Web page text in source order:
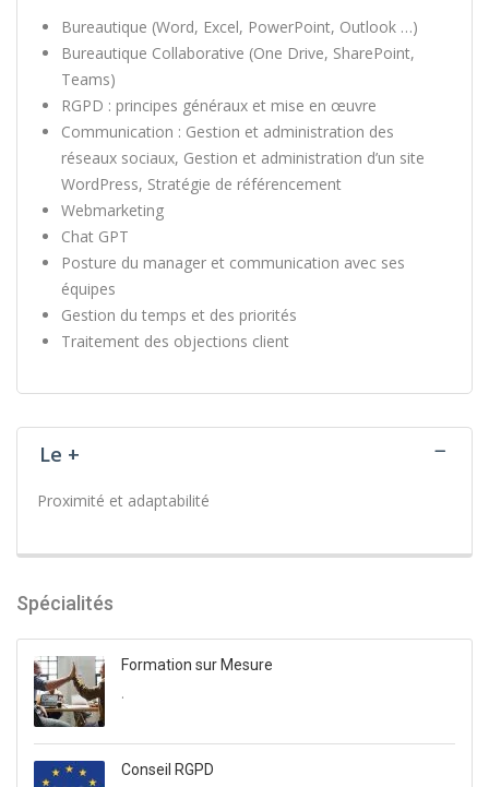
Bureautique (Word, Excel, PowerPoint, Outlook …)
Bureautique Collaborative (One Drive, SharePoint,
Teams)
RGPD : principes généraux et mise en œuvre
Communication : Gestion et administration des
réseaux sociaux, Gestion et administration d’un site
WordPress, Stratégie de référencement
Webmarketing
Chat GPT
Posture du manager et communication avec ses
équipes
Gestion du temps et des priorités
Traitement des objections client
Le +
Proximité et adaptabilité
Spécialités
Formation sur Mesure
.
Conseil RGPD